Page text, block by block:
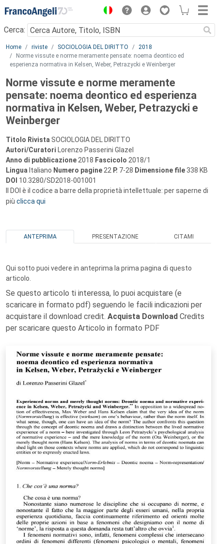
Menu
Cerca:
Main content
Home riviste SOCIOLOGIA DEL DIRITTO
2018
Norme vissute e norme meramente pensate: noema deontico ed
esperienza normativa in Kelsen, Weber, Petrazycki e Weinberger
Norme vissute e norme meramente
pensate: noema deontico ed esperienza
normativa in Kelsen, Weber, Petrazycki e
Weinberger
Titolo Rivista SOCIOLOGIA DEL DIRITTO
Autori/Curatori Lorenzo Passerini Glazel
Anno di pubblicazione 2018 Fascicolo 2018/1
Lingua Italiano Numero pagine 22 P. 7-28 Dimensione file 338 KB
DOI 10.3280/SD2018-001001
Il DOI è il codice a barre della proprietà intellettuale: per saperne di
più clicca qui
ANTEPRIMA PRESENTAZIONE CITAMI
Qui sotto puoi vedere in anteprima la prima pagina di questo
articolo.
Se questo articolo ti interessa, lo puoi acquistare (e
scaricare in formato pdf) seguendo le facili indicazioni per
acquistare il download credit. Acquista Download Credits
per scaricare questo Articolo in formato PDF